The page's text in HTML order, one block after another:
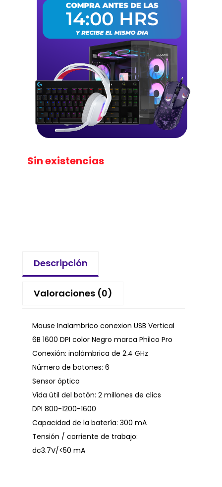
Sin existencias
Descripción
Valoraciones (0)
Mouse Inalambrico conexion USB Vertical
6B 1600 DPI color Negro marca Philco Pro
Conexión: inalámbrica de 2.4 GHz
Número de botones: 6
Sensor óptico
Vida útil del botón: 2 millones de clics
DPI 800-1200-1600
Capacidad de la batería: 300 mA
Tensión / corriente de trabajo:
dc3.7V/<50 mA